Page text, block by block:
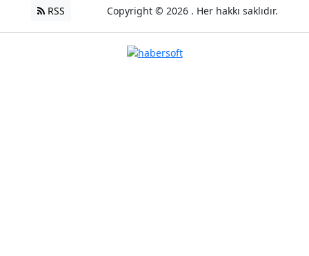
RSS Copyright © 2026 . Her hakkı saklıdır.